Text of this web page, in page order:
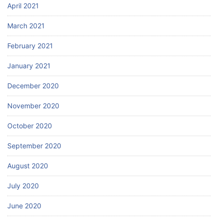
April 2021
March 2021
February 2021
January 2021
December 2020
November 2020
October 2020
September 2020
August 2020
July 2020
June 2020